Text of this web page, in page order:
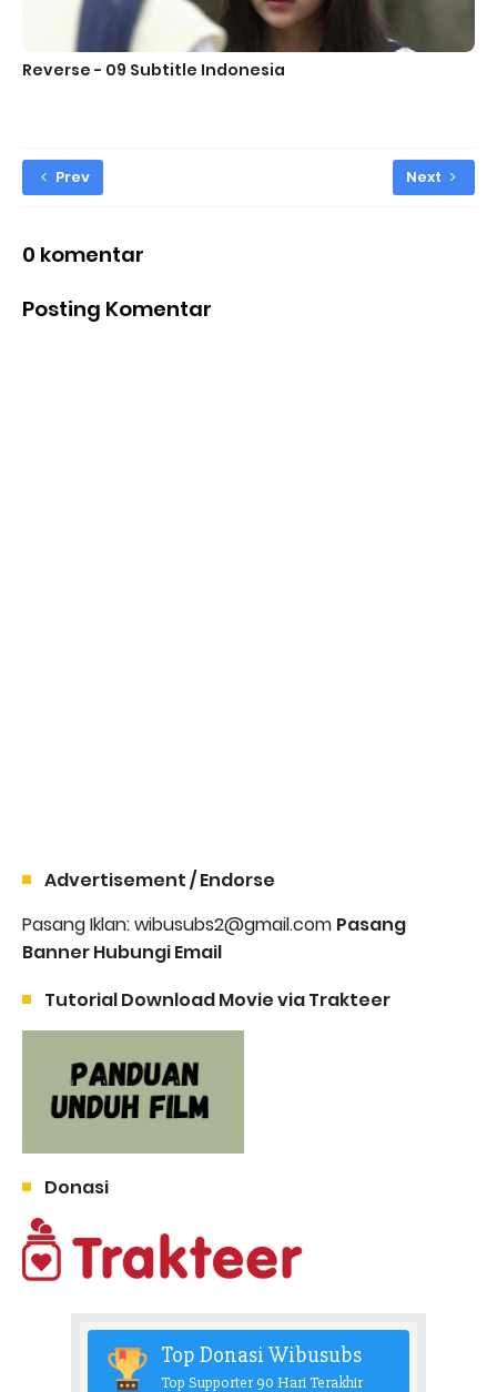
Reverse - 09 Subtitle Indonesia
Prev Next
0 komentar
Posting Komentar
Advertisement / Endorse
Pasang Iklan: wibusubs2@gmail.com Pasang
Banner Hubungi Email
Tutorial Download Movie via Trakteer
Donasi